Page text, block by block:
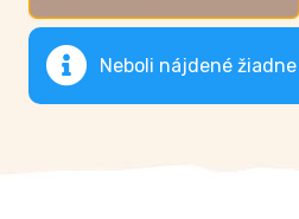
Neboli nájdené